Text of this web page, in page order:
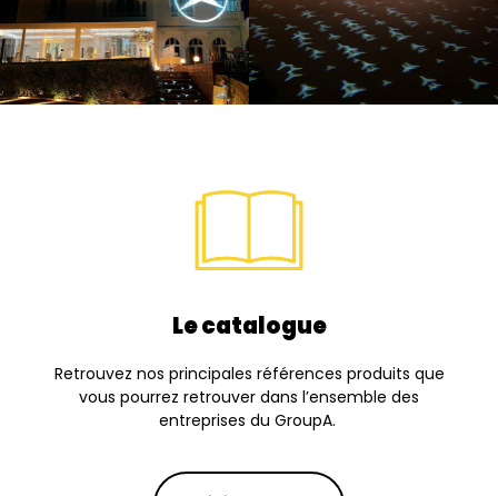
Le catalogue
Retrouvez nos principales références produits que
vous pourrez retrouver dans l’ensemble des
entreprises du GroupA.